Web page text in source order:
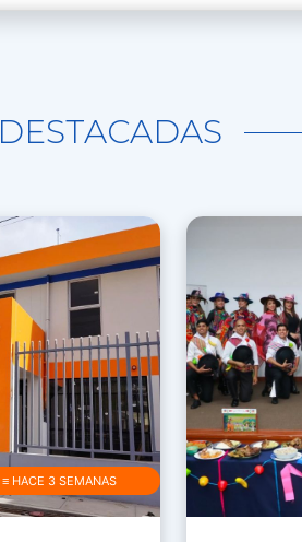
DESTACADAS
≡ HACE 3 SEMANAS